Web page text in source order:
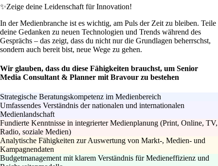
✨Zeige deine Leidenschaft für Innovation!
In der Medienbranche ist es wichtig, am Puls der Zeit zu bleiben. Teile
deine Gedanken zu neuen Technologien und Trends während des
Gesprächs – das zeigt, dass du nicht nur die Grundlagen beherrschst,
sondern auch bereit bist, neue Wege zu gehen.
Wir glauben, dass du diese Fähigkeiten brauchst, um Senior
Media Consultant & Planner mit Bravour zu bestehen
Strategische Beratungskompetenz im Medienbereich
Umfassendes Verständnis der nationalen und internationalen
Medienlandschaft
Fundierte Kenntnisse in integrierter Medienplanung (Print, Online, TV,
Radio, soziale Medien)
Analytische Fähigkeiten zur Auswertung von Markt-, Medien- und
Kampagnendaten
Budgetmanagement mit klarem Verständnis für Medieneffizienz und